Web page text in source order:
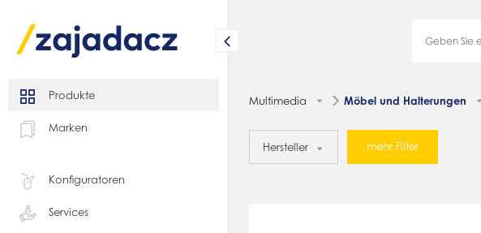
Produkte
Marken
Konfiguratoren
Services
Multimedia Möbel und Halterungen
Hersteller mehr Filter